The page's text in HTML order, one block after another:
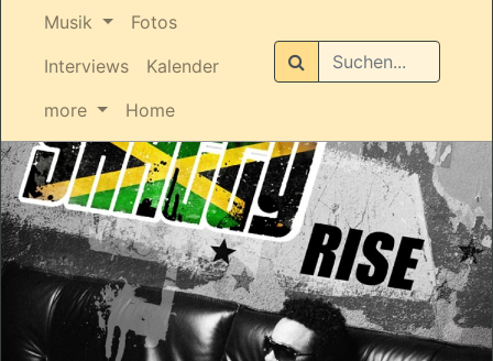
Musik
Fotos
Interviews
Kalender
more
Home
Suchen